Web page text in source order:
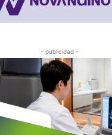
- publicidad -